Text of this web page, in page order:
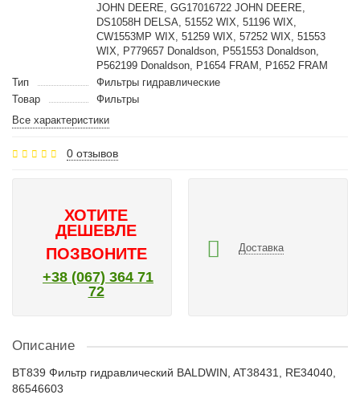
JOHN DEERE, GG17016722 JOHN DEERE,
DS1058H DELSA, 51552 WIX, 51196 WIX,
CW1553MP WIX, 51259 WIX, 57252 WIX, 51553
WIX, P779657 Donaldson, P551553 Donaldson,
P562199 Donaldson, P1654 FRAM, P1652 FRAM
Тип
Фильтры гидравлические
Товар
Фильтры
Все характеристики
0 отзывов
ХОТИТЕ
ДЕШЕВЛЕ
ПОЗВОНИТЕ
+38 (067) 364 71
72
Доставка
Описание
BT839 Фильтр гидравлический BALDWIN, AT38431, RE34040,
86546603